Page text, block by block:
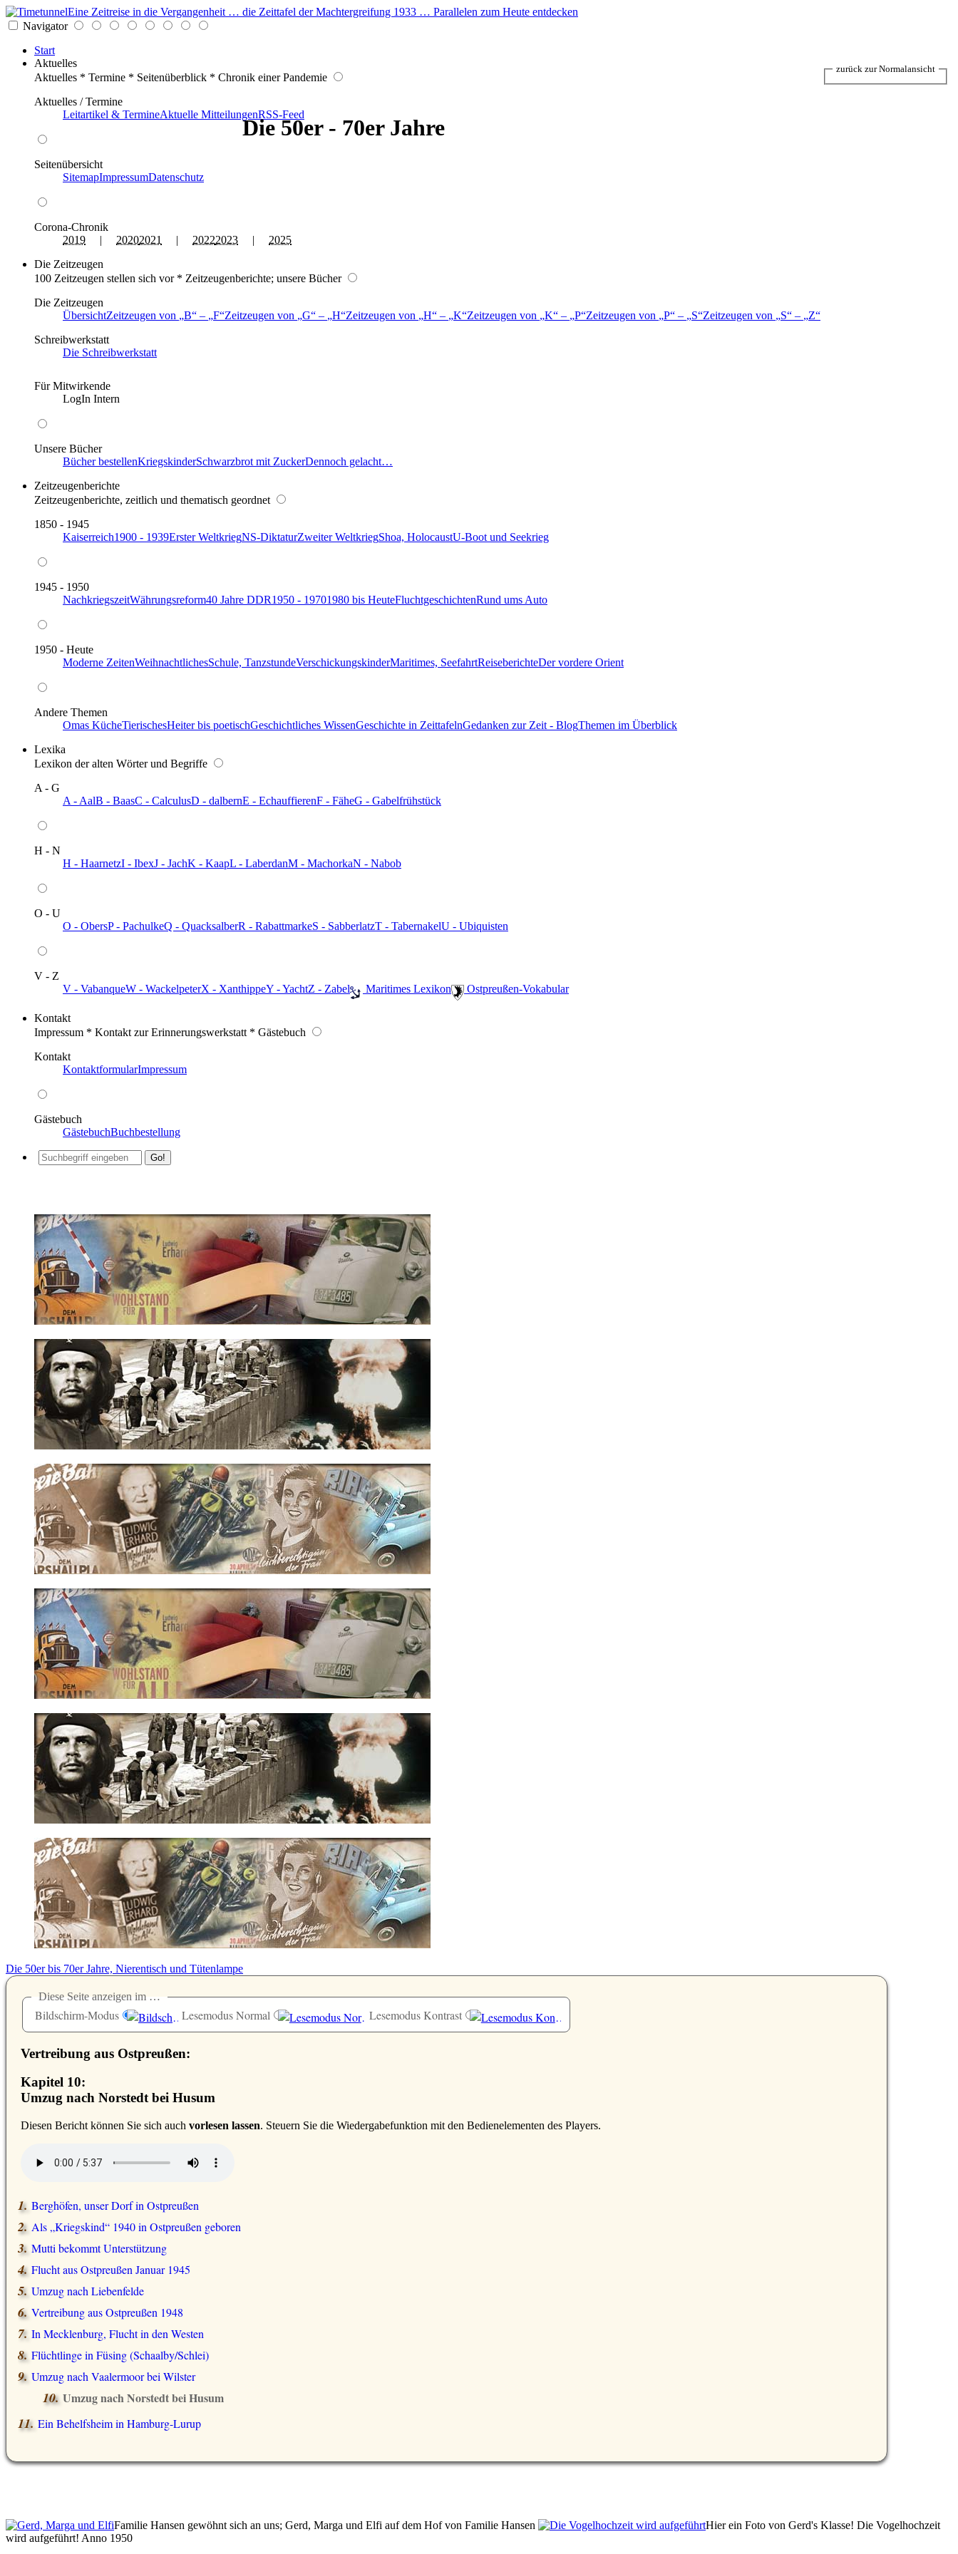
Eine Zeitreise in die Vergangenheit … die Zeittafel der Machtergreifung 1933 … Parallelen zum Heute entdecken
Navigator
Start
Aktuelles
Aktuelles * Termine * Seitenüberblick * Chronik einer Pandemie
Aktuelles / Termine
Leitartikel & TermineAktuelle MitteilungenRSS-Feed
Seitenübersicht
SitemapImpressumDatenschutz
Corona-Chronik
2019 | 20202021 | 20222023 | 2025
Die Zeitzeugen
100 Zeitzeugen stellen sich vor * Zeitzeugenberichte; unsere Bücher
Die Zeitzeugen
ÜbersichtZeitzeugen von B – F Zeitzeugen von G – H Zeitzeugen von H – K Zeitzeugen von K – P Zeitzeugen von P – S Zeitzeugen von S –
Z
Schreibwerkstatt
Die Schreibwerkstatt
Für Mitwirkende
LogIn Intern
Unsere Bücher
Bücher bestellenKriegskinderSchwarzbrot mit ZuckerDennoch gelacht…
Zeitzeugenberichte
Zeitzeugenberichte, zeitlich und thematisch geordnet
1850 - 1945
Kaiserreich1900 - 1939Erster WeltkriegNS-DiktaturZweiter WeltkriegShoa, HolocaustU-Boot und Seekrieg
1945 - 1950
NachkriegszeitWährungsreform40 Jahre DDR1950 - 19701980 bis HeuteFluchtgeschichtenRund ums Auto
1950 - Heute
Moderne ZeitenWeihnachtlichesSchule, TanzstundeVerschickungskinderMaritimes, SeefahrtReiseberichteDer vordere Orient
Andere Themen
Omas KücheTierischesHeiter bis poetischGeschichtliches WissenGeschichte in ZeittafelnGedanken zur Zeit - BlogThemen im Überblick
Lexika
Lexikon der alten Wörter und Begriffe
A - G
A - AalB - BaasC - CalculusD - dalbernE - EchauffierenF - FäheG - Gabelfrühstück
H - N
H - HaarnetzI - IbexJ - JachK - KaapL - LaberdanM - MachorkaN - Nabob
O - U
O - ObersP - PachulkeQ - QuacksalberR - RabattmarkeS - SabberlatzT - TabernakelU - Ubiquisten
V - Z
V - VabanqueW - WackelpeterX - XanthippeY - YachtZ - Zabel ️ Maritimes Lexikon ️ Ostpreußen-Vokabular
Kontakt
Impressum * Kontakt zur Erinnerungswerkstatt * Gästebuch
Kontakt
KontaktformularImpressum
Gästebuch
GästebuchBuchbestellung
Die 50er - 70er Jahre
Die 50er bis 70er Jahre, Nierentisch und Tütenlampe
Diese Seite anzeigen im …
Bildschirm-Modus Lesemodus Normal Lesemodus Kontrast
Vertreibung aus Ostpreußen:
Kapitel 10:
Umzug nach Norstedt bei Husum
Diesen Bericht können Sie sich auch vorlesen lassen. Steuern Sie die Wiedergabefunktion mit den Bedienelementen des Players.
Berghöfen, unser Dorf in Ostpreußen
Als Kriegskind
1940 in Ostpreußen geboren
Mutti bekommt Unterstützung
Flucht aus Ostpreußen Januar 1945
Umzug nach Liebenfelde
Vertreibung aus Ostpreußen 1948
In Mecklenburg, Flucht in den Westen
Flüchtlinge in Füsing (Schaalby/Schlei)
Umzug nach Vaalermoor bei Wilster
Umzug nach Norstedt bei Husum
Ein Behelfsheim in Hamburg-Lurup
Familie Hansen gewöhnt sich an uns; Gerd, Marga und Elfi auf dem Hof von Familie Hansen
Hier ein Foto von Gerd's Klasse! Die Vogelhochzeit
wird aufgeführt! Anno 1950
zurück zur Normalansicht